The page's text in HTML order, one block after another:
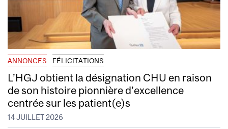
ANNONCES FÉLICITATIONS
L’HGJ obtient la désignation CHU en raison
de son histoire pionnière d’excellence
centrée sur les patient(e)s
14 JUILLET 2026